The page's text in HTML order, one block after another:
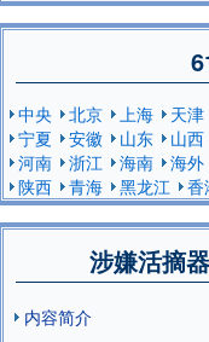
中央 北京 上海 天津
宁夏
安徽 山东 山西
河南
浙江 海南 海外
陕西
青海 黑龙江 香
涉嫌活摘
内容简介